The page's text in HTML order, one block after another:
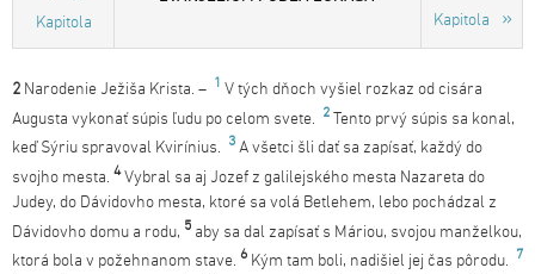
Kapitola
Kapitola
2 Narodenie Ježiša Krista. – 1 V tých dňoch vyšiel rozkaz od cisára
Augusta vykonať súpis ľudu po celom svete. 2 Tento prvý súpis sa konal,
keď Sýriu spravoval Kvirínius. 3 A všetci šli dať sa zapísať, každý do
svojho mesta. 4Vybral sa aj Jozef z galilejského mesta Nazareta do
Judey, do Dávidovho mesta, ktoré sa volá Betlehem, lebo pochádzal z
Dávidovho domu a rodu, 5 aby sa dal zapísať s Máriou, svojou manželkou,
ktorá bola v požehnanom stave. 6 Kým tam boli, nadišiel jej čas pôrodu. 7